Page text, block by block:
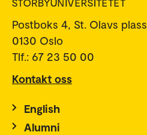
Postboks 4, St. Olavs plass
0130 Oslo
Tlf.: 67 23 50 00
Kontakt oss
English
Alumni